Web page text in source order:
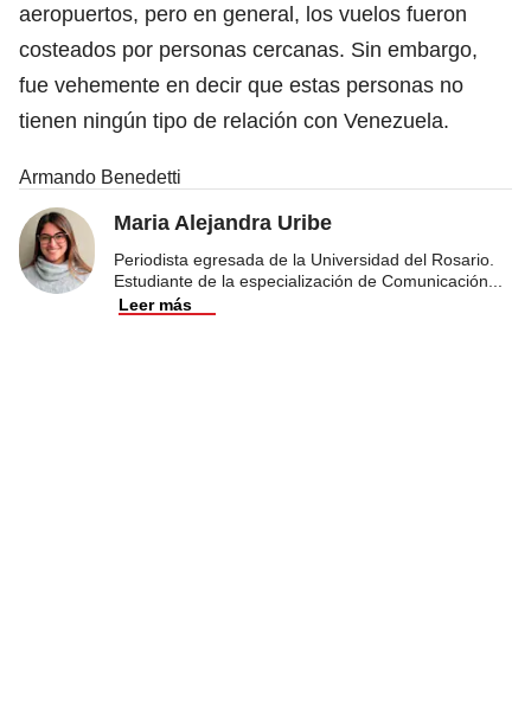
aeropuertos, pero en general, los vuelos fueron
costeados por personas cercanas. Sin embargo,
fue vehemente en decir que estas personas no
tienen ningún tipo de relación con Venezuela.
Armando Benedetti
Maria Alejandra Uribe
Periodista egresada de la Universidad del Rosario.
Estudiante de la especialización de Comunicación
Leer más